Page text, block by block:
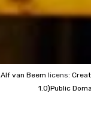
Alf van Beem licens:
1.0)Public